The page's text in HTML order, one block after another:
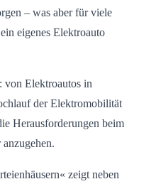
– was aber für viele
eigenes Elektroauto
von Elektroautos in
der Elektromobilität
Herausforderungen beim
zeigt neben